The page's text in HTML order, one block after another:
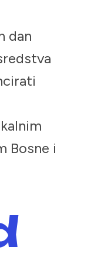
dan
Bosne i